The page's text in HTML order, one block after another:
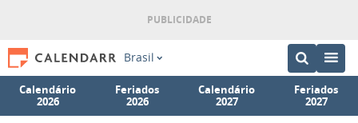
Brasil
Calendário
2026
Feriados
2026
Calendário
2027
Feriados
2027